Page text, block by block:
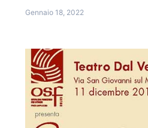
Gennaio 18, 2022